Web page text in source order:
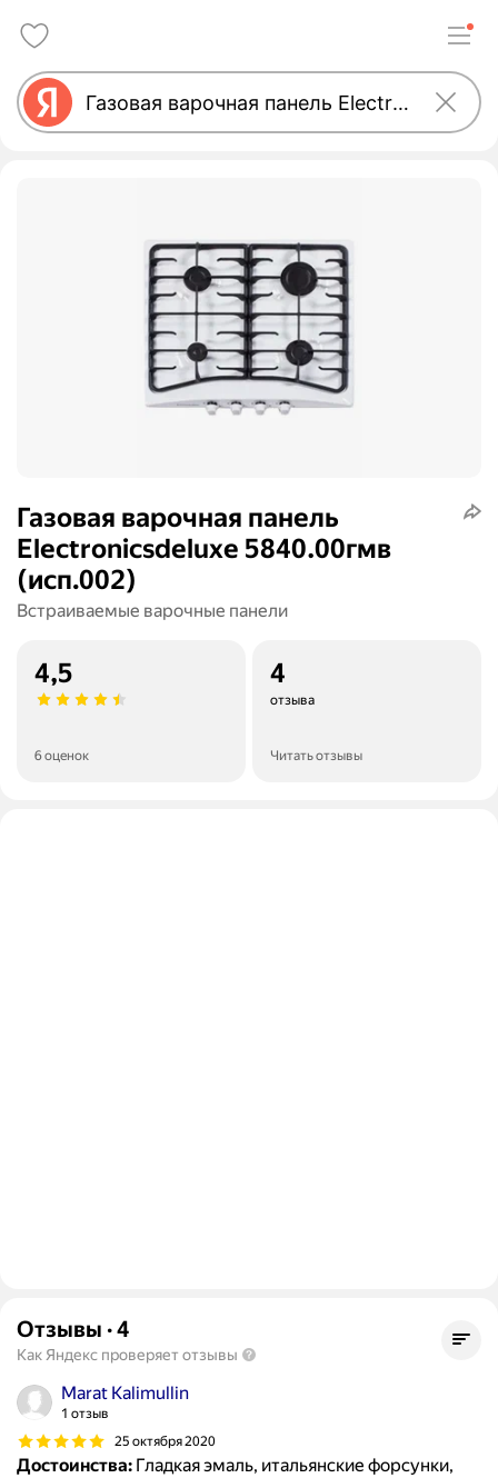
Газовая варочная панель
Electronicsdeluxe 5840.00гмв
(исп.002)
Встраиваемые варочные панели
4,5
6 оценок
4
отзыва
Читать отзывы
Отзывы ·4
Как Яндекс проверяет отзывы
Marat Kalimullin
1 отзыв
25 октября 2020
Достоинства: Гладкая эмаль, итальянские форсунки,